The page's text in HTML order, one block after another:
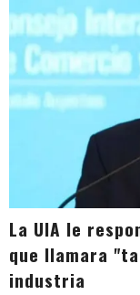
La UIA le
que llamara
industria